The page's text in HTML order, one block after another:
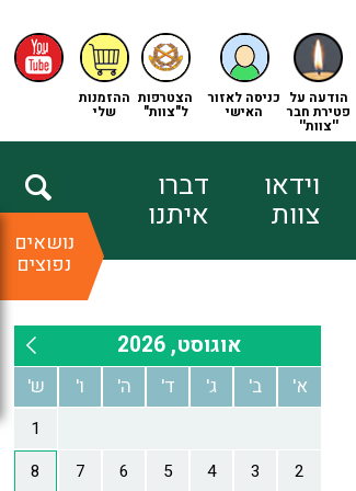
ההזמנות
שלי
הצטרפות
ל"צוות"
כניסה לאזור
האישי
הודעה על
פטירת חבר
''צוות''
וידאו
צוות
דברו
איתנו
נושאים
נפוצים